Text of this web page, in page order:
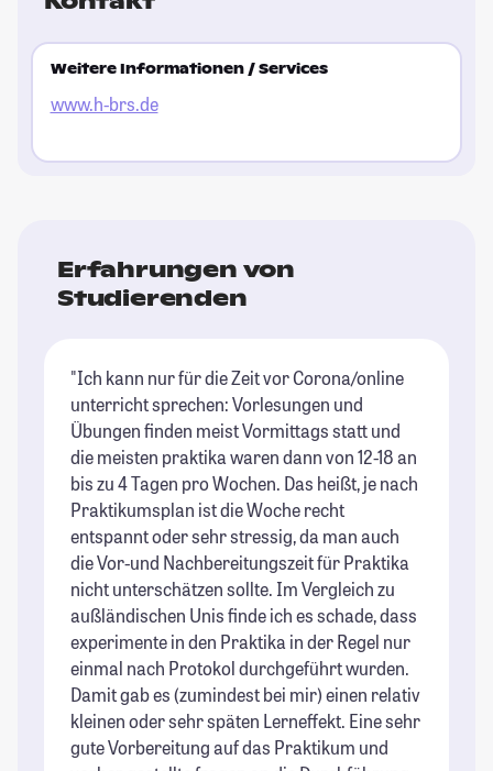
Weitere Informationen / Services
www.h-brs.de
Erfahrungen von
Studierenden
"Ich kann nur für die Zeit vor Corona/online
unterricht sprechen: Vorlesungen und
Übungen finden meist Vormittags statt und
die meisten praktika waren dann von 12-18 an
bis zu 4 Tagen pro Wochen. Das heißt, je nach
Praktikumsplan ist die Woche recht
entspannt oder sehr stressig, da man auch
die Vor-und Nachbereitungszeit für Praktika
nicht unterschätzen sollte. Im Vergleich zu
außländischen Unis finde ich es schade, dass
experimente in den Praktika in der Regel nur
einmal nach Protokol durchgeführt wurden.
Damit gab es (zumindest bei mir) einen relativ
kleinen oder sehr späten Lerneffekt. Eine sehr
gute Vorbereitung auf das Praktikum und